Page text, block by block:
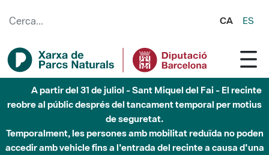
CA ES
A partir del 31 de juliol - Sant Miquel del Fai - El recinte
reobre al públic després del tancament temporal per motius
de seguretat.
Temporalment, les persones amb mobilitat reduïda no poden
accedir amb vehicle fins a l'entrada del recinte a causa d'una